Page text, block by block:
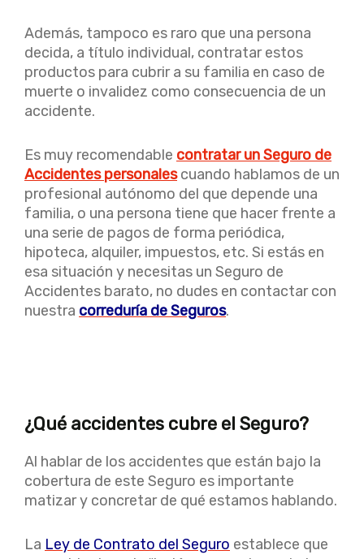
Además, tampoco es raro que una persona
decida, a título individual, contratar estos
productos para cubrir a su familia en caso de
muerte o invalidez como consecuencia de un
accidente.
Es muy recomendable contratar un Seguro de
Accidentes personalescuando hablamos de un
profesional autónomo del que depende una
familia, o una persona tiene que hacer frente a
una serie de pagos de forma periódica,
hipoteca, alquiler, impuestos, etc. Si estás en
esa situación y necesitas un Seguro de
Accidentes barato, no dudes en contactar con
nuestra correduría de Seguros.
¿Qué accidentes cubre el Seguro?
Al hablar de los accidentes que están bajo la
cobertura de este Seguro es importante
matizar y concretar de qué estamos hablando.
La Ley de Contrato del Seguro establece que